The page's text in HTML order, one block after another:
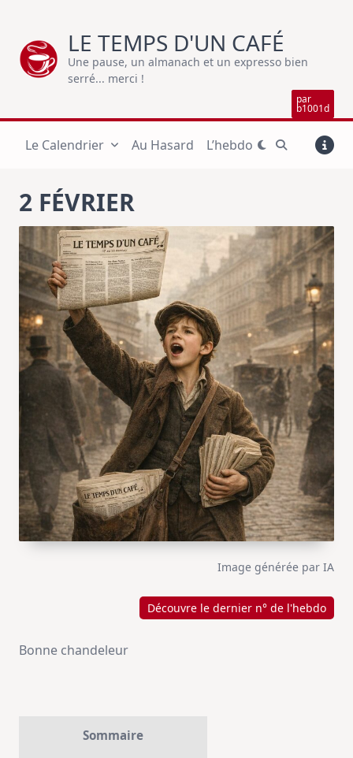
content
LE TEMPS D'UN CAFÉ
Une pause, un almanach et un expresso bien
serré... merci !
par
b1001d
Le Calendrier Au Hasard L’hebdo
2 FÉVRIER
Image générée par IA
Découvre le dernier n° de l'hebdo
Bonne chandeleur
Sommaire